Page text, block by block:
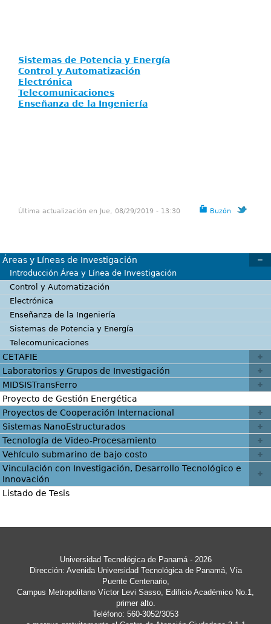
Sistemas de Potencia y Energía
Control y Automatización
Electrónica
Telecomunicaciones
Enseñanza de la Ingeniería
Buzón
Última actualización en Jue, 08/29/2019 - 13:30
Áreas y Líneas de Investigación
Introducción Área y Línea de Investigación
Control y Automatización
Electrónica
Enseñanza de la Ingeniería
Sistemas de Potencia y Energía
Telecomunicaciones
CETAFIE
Laboratorios y Grupos de Investigación
MIDSISTransFerro
Proyecto de Gestión Energética
Proyectos de Cooperación Internacional
Sistemas NanoEstructurados
Tecnología de Video-Procesamiento
Vehículo submarino de bajo costo
Vinculación con Investigación, Desarrollo Tecnológico e
Innovación
Listado de Tesis
Universidad Tecnológica de Panamá - 2026
Dirección: Avenida Universidad Tecnológica de Panamá, Vía
Puente Centenario,
Campus Metropolitano Víctor Levi Sasso, Edificio Académico No.1,
primer alto.
Teléfono: 560-3052/3053